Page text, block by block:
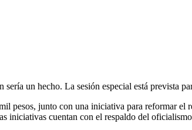
un hecho. La sesión especial está prevista
pesos, junto con una iniciativa para reformar el
iniciativas cuentan con el respaldo del